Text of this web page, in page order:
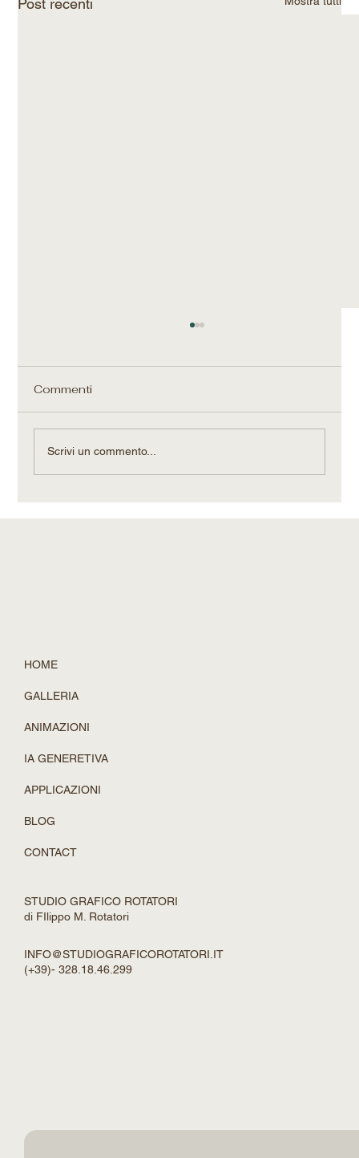
Commenti
Scrivi un commento...
HOME
GALLERIA
ANIMAZIONI
IA GENERETIVA
APPLICAZIONI
BLOG
CONTACT
STUDIO GRAFICO ROTATORI
di FIlippo M. Rotatori
INFO@STUDIOGRAFICOROTATORI.IT
(+39)- 328.18.46.299